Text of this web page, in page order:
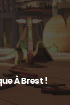
À Brest !